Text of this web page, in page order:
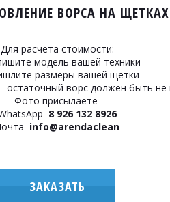
ВОРСА НА ЩЕТКАХ
Для расчета стоимости:
модель вашей техники
размеры вашей щетки
остаточный ворс должен быть
Фото присылаете
8 926 132 8926
info@arendaclean
ЗАКАЗАТЬ